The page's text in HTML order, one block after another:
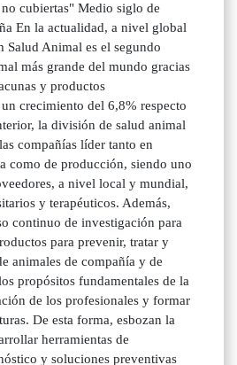
no cubiertas" Medio siglo de
En la actualidad, a nivel global
Salud Animal es el segundo
más grande del mundo gracias
y productos
crecimiento del 6,8% respecto
la división de salud animal
compañías líder tanto en
como de producción, siendo uno
a nivel local y mundial,
y terapéuticos. Además,
continuo de investigación para
para prevenir, tratar y
animales de compañía y de
propósitos fundamentales de la
de los profesionales y formar
De esta forma, esbozan la
herramientas de
y soluciones preventivas